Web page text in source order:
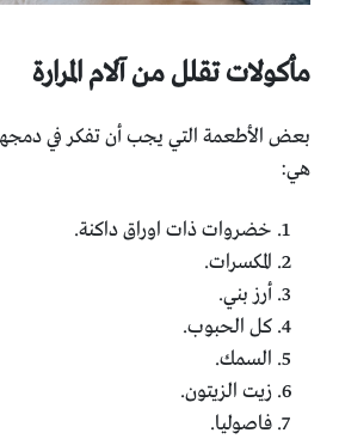
مأكولات تقلل من آلام المرارة
بعض الأطعمة التي يجب أن تفكر في
هي:
خضروات ذات اوراق داكنة.
المكسرات.
أرز بني.
كل الحبوب.
السمك.
زيت الزيتون.
فاصوليا.